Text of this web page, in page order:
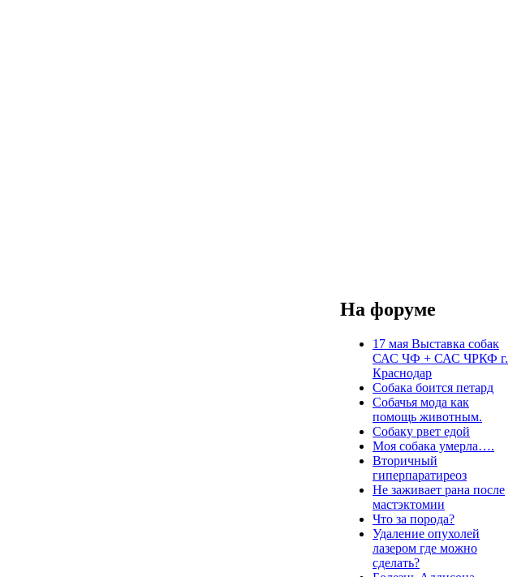
На форуме
17 мая Выставка собак
САС ЧФ + САС ЧРКФ г.
Краснодар
Собака боится петард
Собачья мода как
помощь животным.
Собаку рвет едой
Моя собака умерла….
Вторичный
гиперпаратиреоз
Не заживает рана после
мастэктомии
Что за порода?
Удаление опухолей
лазером где можно
сделать?